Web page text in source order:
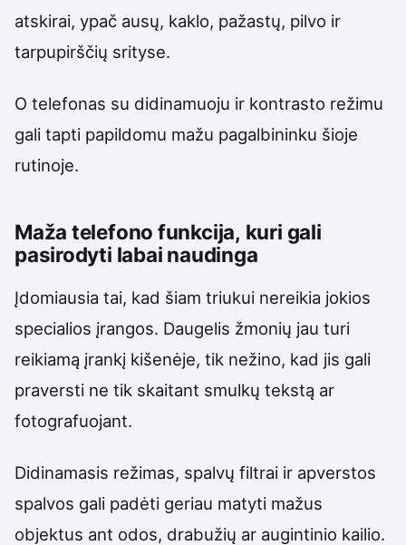
atskirai, ypač ausų, kaklo, pažastų, pilvo ir
tarpupirščių srityse.
O telefonas su didinamuoju ir kontrasto režimu
gali tapti papildomu mažu pagalbininku šioje
rutinoje.
Maža telefono funkcija, kuri gali
pasirodyti labai naudinga
Įdomiausia tai, kad šiam triukui nereikia jokios
specialios įrangos. Daugelis žmonių jau turi
reikiamą įrankį kišenėje, tik nežino, kad jis gali
praversti ne tik skaitant smulkų tekstą ar
fotografuojant.
Didinamasis režimas, spalvų filtrai ir apverstos
spalvos gali padėti geriau matyti mažus
objektus ant odos, drabužių ar augintinio kailio.